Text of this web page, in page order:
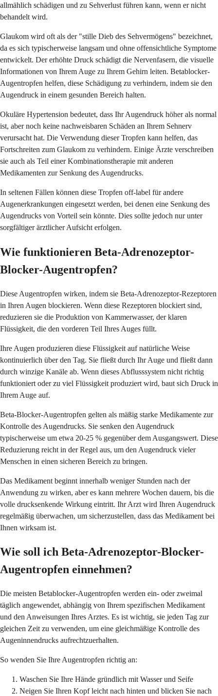
allmählich schädigen und zu Sehverlust führen kann, wenn er nicht
behandelt wird.
Glaukom wird oft als der "stille Dieb des Sehvermögens" bezeichnet,
da es sich typischerweise langsam und ohne offensichtliche Symptome
entwickelt. Der erhöhte Druck schädigt die Nervenfasern, die visuelle
Informationen von Ihrem Auge zu Ihrem Gehirn leiten. Betablocker-
Augentropfen helfen, diese Schädigung zu verhindern, indem sie den
Augendruck in einem gesunden Bereich halten.
Okuläre Hypertension bedeutet, dass Ihr Augendruck höher als normal
ist, aber noch keine nachweisbaren Schäden an Ihrem Sehnerv
verursacht hat. Die Verwendung dieser Tropfen kann helfen, das
Fortschreiten zum Glaukom zu verhindern. Einige Ärzte verschreiben
sie auch als Teil einer Kombinationstherapie mit anderen
Medikamenten zur Senkung des Augendrucks.
In seltenen Fällen können diese Tropfen off-label für andere
Augenerkrankungen eingesetzt werden, bei denen eine Senkung des
Augendrucks von Vorteil sein könnte. Dies sollte jedoch nur unter
sorgfältiger ärztlicher Aufsicht erfolgen.
Wie funktionieren Beta-Adrenozeptor-
Blocker-Augentropfen?
Diese Augentropfen wirken, indem sie Beta-Adrenozeptor-Rezeptoren
in Ihren Augen blockieren. Wenn diese Rezeptoren blockiert sind,
reduzieren sie die Produktion von Kammerwasser, der klaren
Flüssigkeit, die den vorderen Teil Ihres Auges füllt.
Ihre Augen produzieren diese Flüssigkeit auf natürliche Weise
kontinuierlich über den Tag. Sie fließt durch Ihr Auge und fließt dann
durch winzige Kanäle ab. Wenn dieses Abflusssystem nicht richtig
funktioniert oder zu viel Flüssigkeit produziert wird, baut sich Druck in
Ihrem Auge auf.
Beta-Blocker-Augentropfen gelten als mäßig starke Medikamente zur
Kontrolle des Augendrucks. Sie senken den Augendruck
typischerweise um etwa 20-25 % gegenüber dem Ausgangswert. Diese
Reduzierung reicht in der Regel aus, um den Augendruck vieler
Menschen in einen sicheren Bereich zu bringen.
Das Medikament beginnt innerhalb weniger Stunden nach der
Anwendung zu wirken, aber es kann mehrere Wochen dauern, bis die
volle drucksenkende Wirkung eintritt. Ihr Arzt wird Ihren Augendruck
regelmäßig überwachen, um sicherzustellen, dass das Medikament bei
Ihnen wirksam ist.
Wie soll ich Beta-Adrenozeptor-Blocker-
Augentropfen einnehmen?
Die meisten Betablocker-Augentropfen werden ein- oder zweimal
täglich angewendet, abhängig von Ihrem spezifischen Medikament
und den Anweisungen Ihres Arztes. Es ist wichtig, sie jeden Tag zur
gleichen Zeit zu verwenden, um eine gleichmäßige Kontrolle des
Augeninnendrucks aufrechtzuerhalten.
So wenden Sie Ihre Augentropfen richtig an:
Waschen Sie Ihre Hände gründlich mit Wasser und Seife
Neigen Sie Ihren Kopf leicht nach hinten und blicken Sie nach